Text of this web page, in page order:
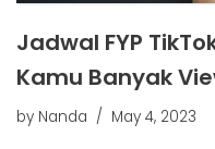
Jadwal FYP
Kamu Banyak
by Nanda May 4, 2023